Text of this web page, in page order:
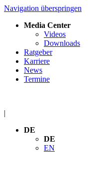
Navigation überspringen
Media Center
Videos
Downloads
Ratgeber
Karriere
News
Termine
|
DE
DE
EN